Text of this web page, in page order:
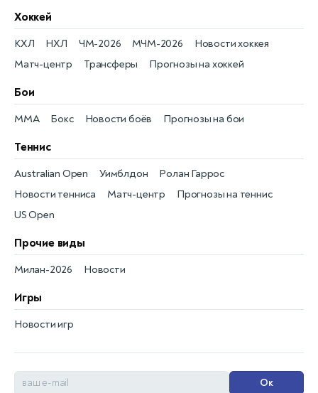
Хоккей
Новости хоккея
КХЛ
Матч-центр
НХЛ
Трансферы
ЧМ-2026
Прогнозы на хоккей
МЧМ-2026
Бои
Новости боёв
MMA Прогнозы на бои
Бокс
Теннис
Новости тенниса
Australian Open
Матч-центр
Уимблдон
Прогнозы на теннис
Ролан Гаррос
US Open
Прочие виды
Новости
Милан-2026
Игры
Новости игр
Ок